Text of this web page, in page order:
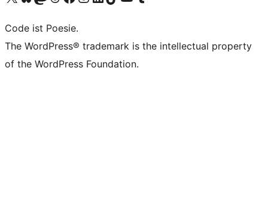
Code ist Poesie.
The WordPress® trademark is the intellectual property
of the WordPress Foundation.